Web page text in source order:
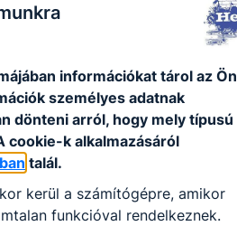
információkat tárol az Ön
személyes adatnak
dönteni arról, hogy mely típusú
cookie-k alkalmazásáról
talál.
kerül a számítógépre, amikor
funkcióval rendelkeznek.